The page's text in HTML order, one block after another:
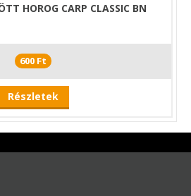
HOROG CARP CLASSIC BN
600 Ft
Részletek